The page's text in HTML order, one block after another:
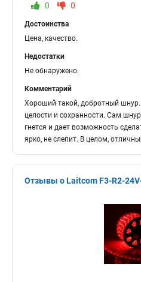
0 0
Достоинства
Цена, качество.
Недостатки
Не обнаружено.
Комментарий
Хороший такой, добротный
целости и сохранности. Сам
гнется и дает возможность
ярко, не слепит. В целом,
Отзывы о Laitcom F3-R2-